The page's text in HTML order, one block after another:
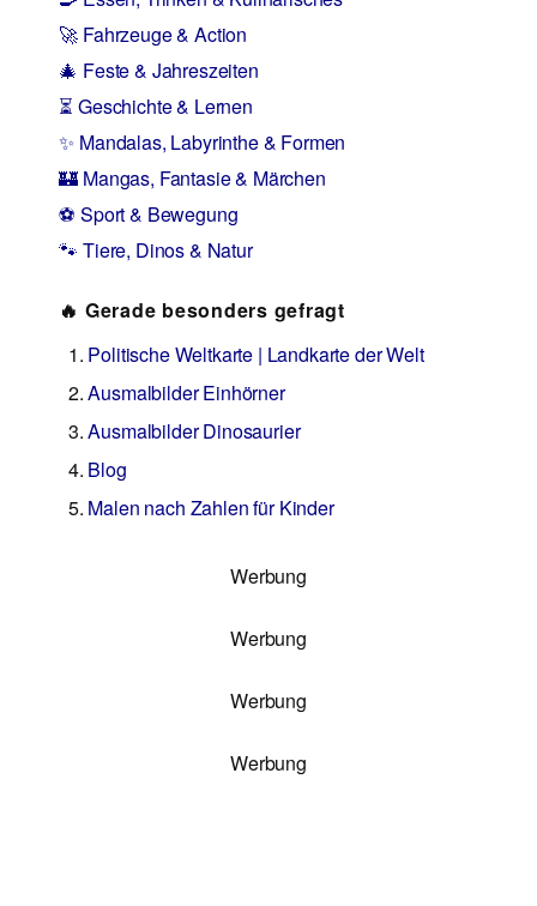
🚀 Fahrzeuge & Action
🎄 Feste & Jahreszeiten
⏳ Geschichte & Lernen
✨ Mandalas, Labyrinthe & Formen
🏰 Mangas, Fantasie & Märchen
⚽ Sport & Bewegung
🐾 Tiere, Dinos & Natur
🔥 Gerade besonders gefragt
Politische Weltkarte | Landkarte der Welt
Ausmalbilder Einhörner
Ausmalbilder Dinosaurier
Blog
Malen nach Zahlen für Kinder
Werbung
Werbung
Werbung
Werbung